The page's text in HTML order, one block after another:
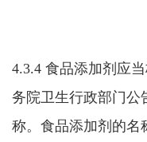
4.3.4 食品添加剂应
务院卫生行政部门公
称。食品添加剂的名